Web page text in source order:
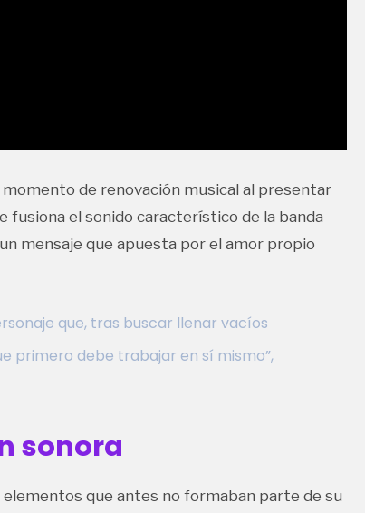
de renovación musical al presentar
fusiona el sonido característico de la banda
mensaje que apuesta por el amor propio
que, tras buscar llenar vacíos
primero debe trabajar en sí mismo”,
sonora
que antes no formaban parte de su